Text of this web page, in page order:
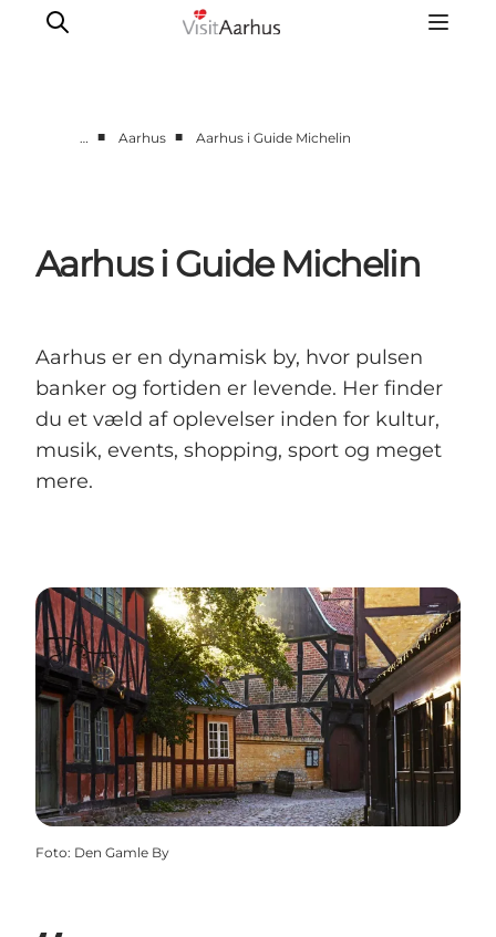
Djursland
Randers
Viborg
Favrskov
… ■ Aarhus ■ Aarhus i Guide Michelin
Aarhus i Guide Michelin
Aarhus er en dynamisk by, hvor pulsen
banker og fortiden er levende. Her finder
du et væld af oplevelser inden for kultur,
musik, events, shopping, sport og meget
mere.
Foto: Den Gamle By